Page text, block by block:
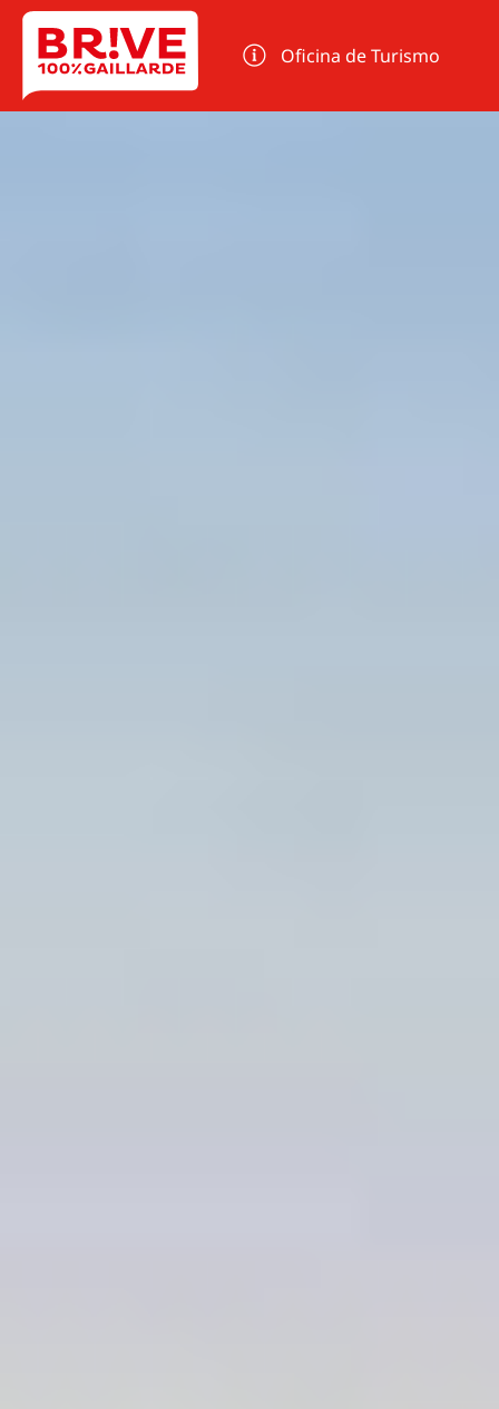
Panel de gestión de cookies
Oficina de Turismo